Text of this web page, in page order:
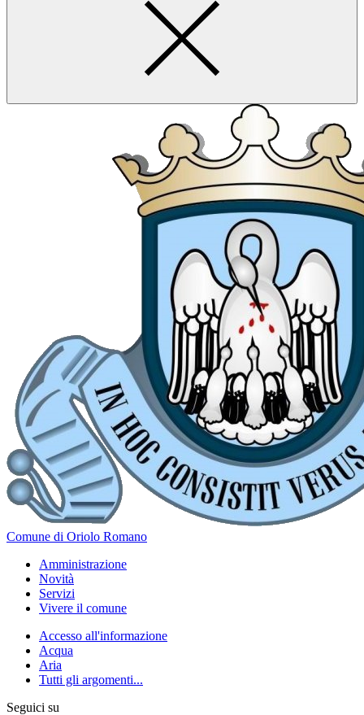
Comune di Oriolo Romano
Amministrazione
Novità
Servizi
Vivere il comune
Accesso all'informazione
Acqua
Aria
Tutti gli argomenti...
Seguici su